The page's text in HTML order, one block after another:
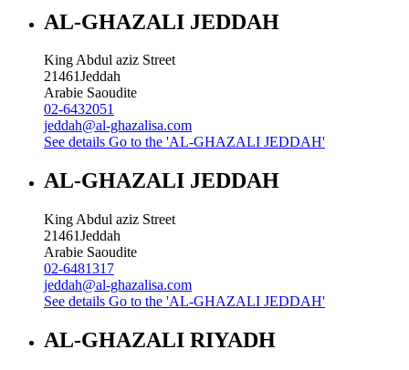
AL-GHAZALI JEDDAH
King Abdul aziz Street
21461Jeddah
Arabie Saoudite
02-6432051
jeddah@al-ghazalisa.com
See details Go to the 'AL-GHAZALI JEDDAH'
AL-GHAZALI JEDDAH
King Abdul aziz Street
21461Jeddah
Arabie Saoudite
02-6481317
jeddah@al-ghazalisa.com
See details Go to the 'AL-GHAZALI JEDDAH'
AL-GHAZALI RIYADH